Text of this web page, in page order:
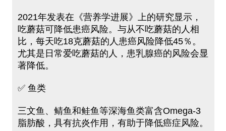
2021年发表在《营养学进展》上的研究显示，
吃蘑菇可降低患癌风险。与从不吃蘑菇的人相
比，每天吃18克蘑菇的人患癌风险降低45％。
尤其是日常爱吃蘑菇的人，患乳腺癌的风险会显
著降低。
✅ 鱼类
三文鱼、鲭鱼和鲑鱼等深海鱼类富含Omega-3
脂肪酸，具有抗炎作用，有助于降低癌症风险。